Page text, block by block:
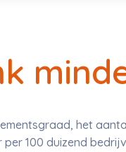
het
per 100 duizend